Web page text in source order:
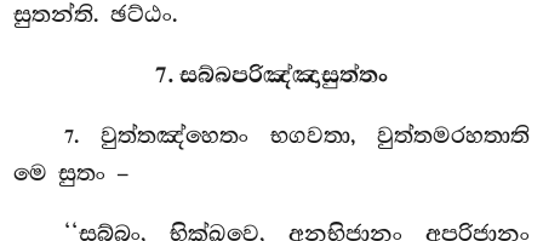
සුතන්ති. ඡට්ඨං.
7. සබ්බපරිඤ්ඤාසුත්තං
7. වුත්තඤ්හෙතං භගවතා, වුත්තමරහතාති
මෙ සුතං –
‘‘සබ්බං, භික්ඛවෙ, අනභිජානං අපරිජානං